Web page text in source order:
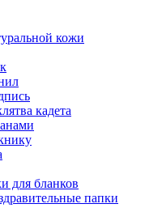
кожи
кадета
для бланков
папки